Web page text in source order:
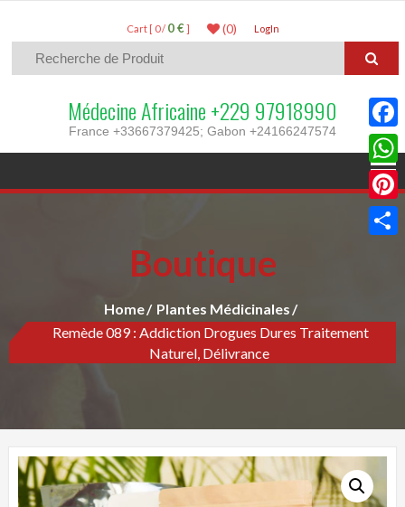
Cart [ 0 / 0 €] (0) LogIn
Médecine Africaine +229 97918990
France +33667379425; Gabon +24166247574
Boutique
Home
Plantes Médicinales
Remède 089 : Addiction Drogues Dures Traitement
Naturel, Délivrance